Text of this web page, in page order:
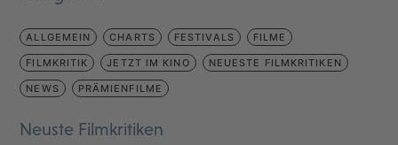
ALLGEMEIN CHARTS FESTIVALS FILME
FILMKRITIK JETZT IM KINO NEUESTE FILMKRITIKEN
NEWS PRÄMIENFILME
Neuste Filmkritiken